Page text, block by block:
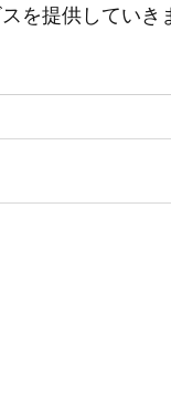
を提供していき